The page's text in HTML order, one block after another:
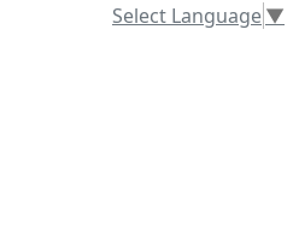
Select Language▼